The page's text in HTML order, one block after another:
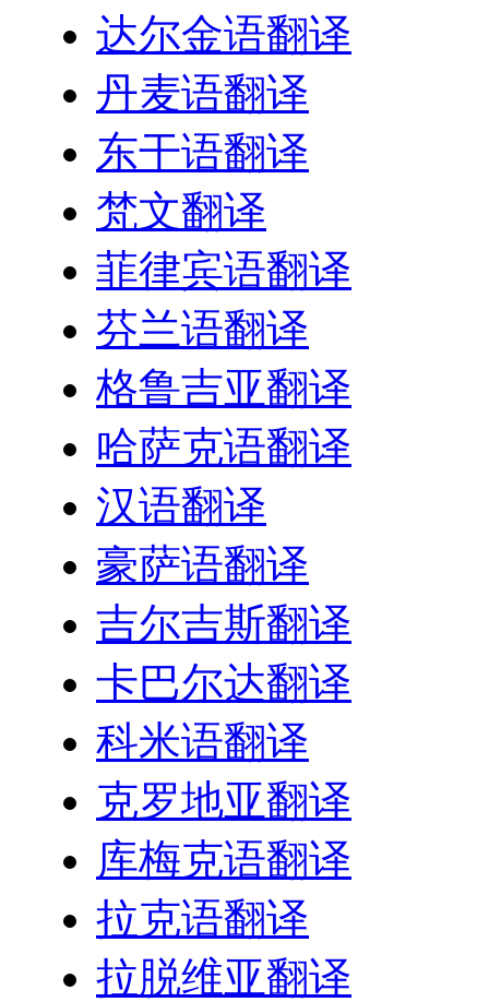
达尔金语翻译
丹麦语翻译
东干语翻译
梵文翻译
菲律宾语翻译
芬兰语翻译
格鲁吉亚翻译
哈萨克语翻译
汉语翻译
豪萨语翻译
吉尔吉斯翻译
卡巴尔达翻译
科米语翻译
克罗地亚翻译
库梅克语翻译
拉克语翻译
拉脱维亚翻译